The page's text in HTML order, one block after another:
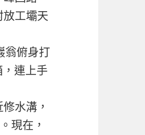
工壩天
俯身打
連上手
水溝，
現在，